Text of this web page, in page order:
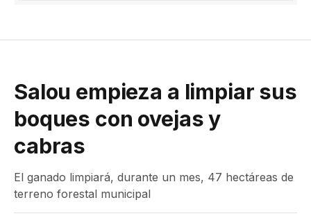
Salou empieza a limpiar sus
boques con ovejas y
cabras
El ganado limpiará, durante un mes, 47 hectáreas de
terreno forestal municipal